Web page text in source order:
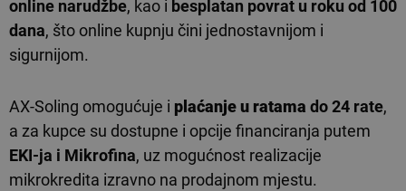
online narudžbe, kao i besplatan povrat u roku od 100
dana, što online kupnju čini jednostavnijom i
sigurnijom.
AX-Soling omogućuje i plaćanje u ratama do 24 rate,
a za kupce su dostupne i opcije financiranja putem
EKI-ja i Mikrofina, uz mogućnost realizacije
mikrokredita izravno na prodajnom mjestu.